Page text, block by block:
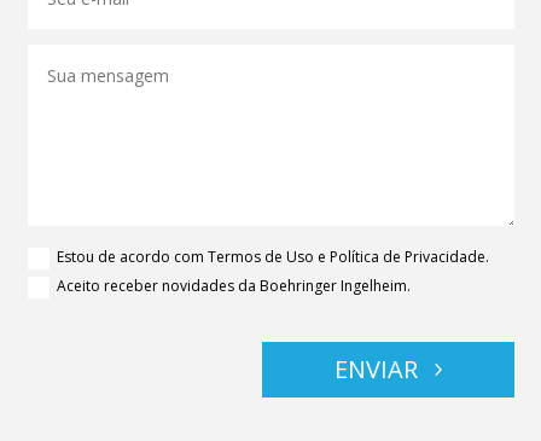
Estou de acordo com Termos de Uso e Política de Privacidade.
Aceito receber novidades da Boehringer Ingelheim.
ENVIAR